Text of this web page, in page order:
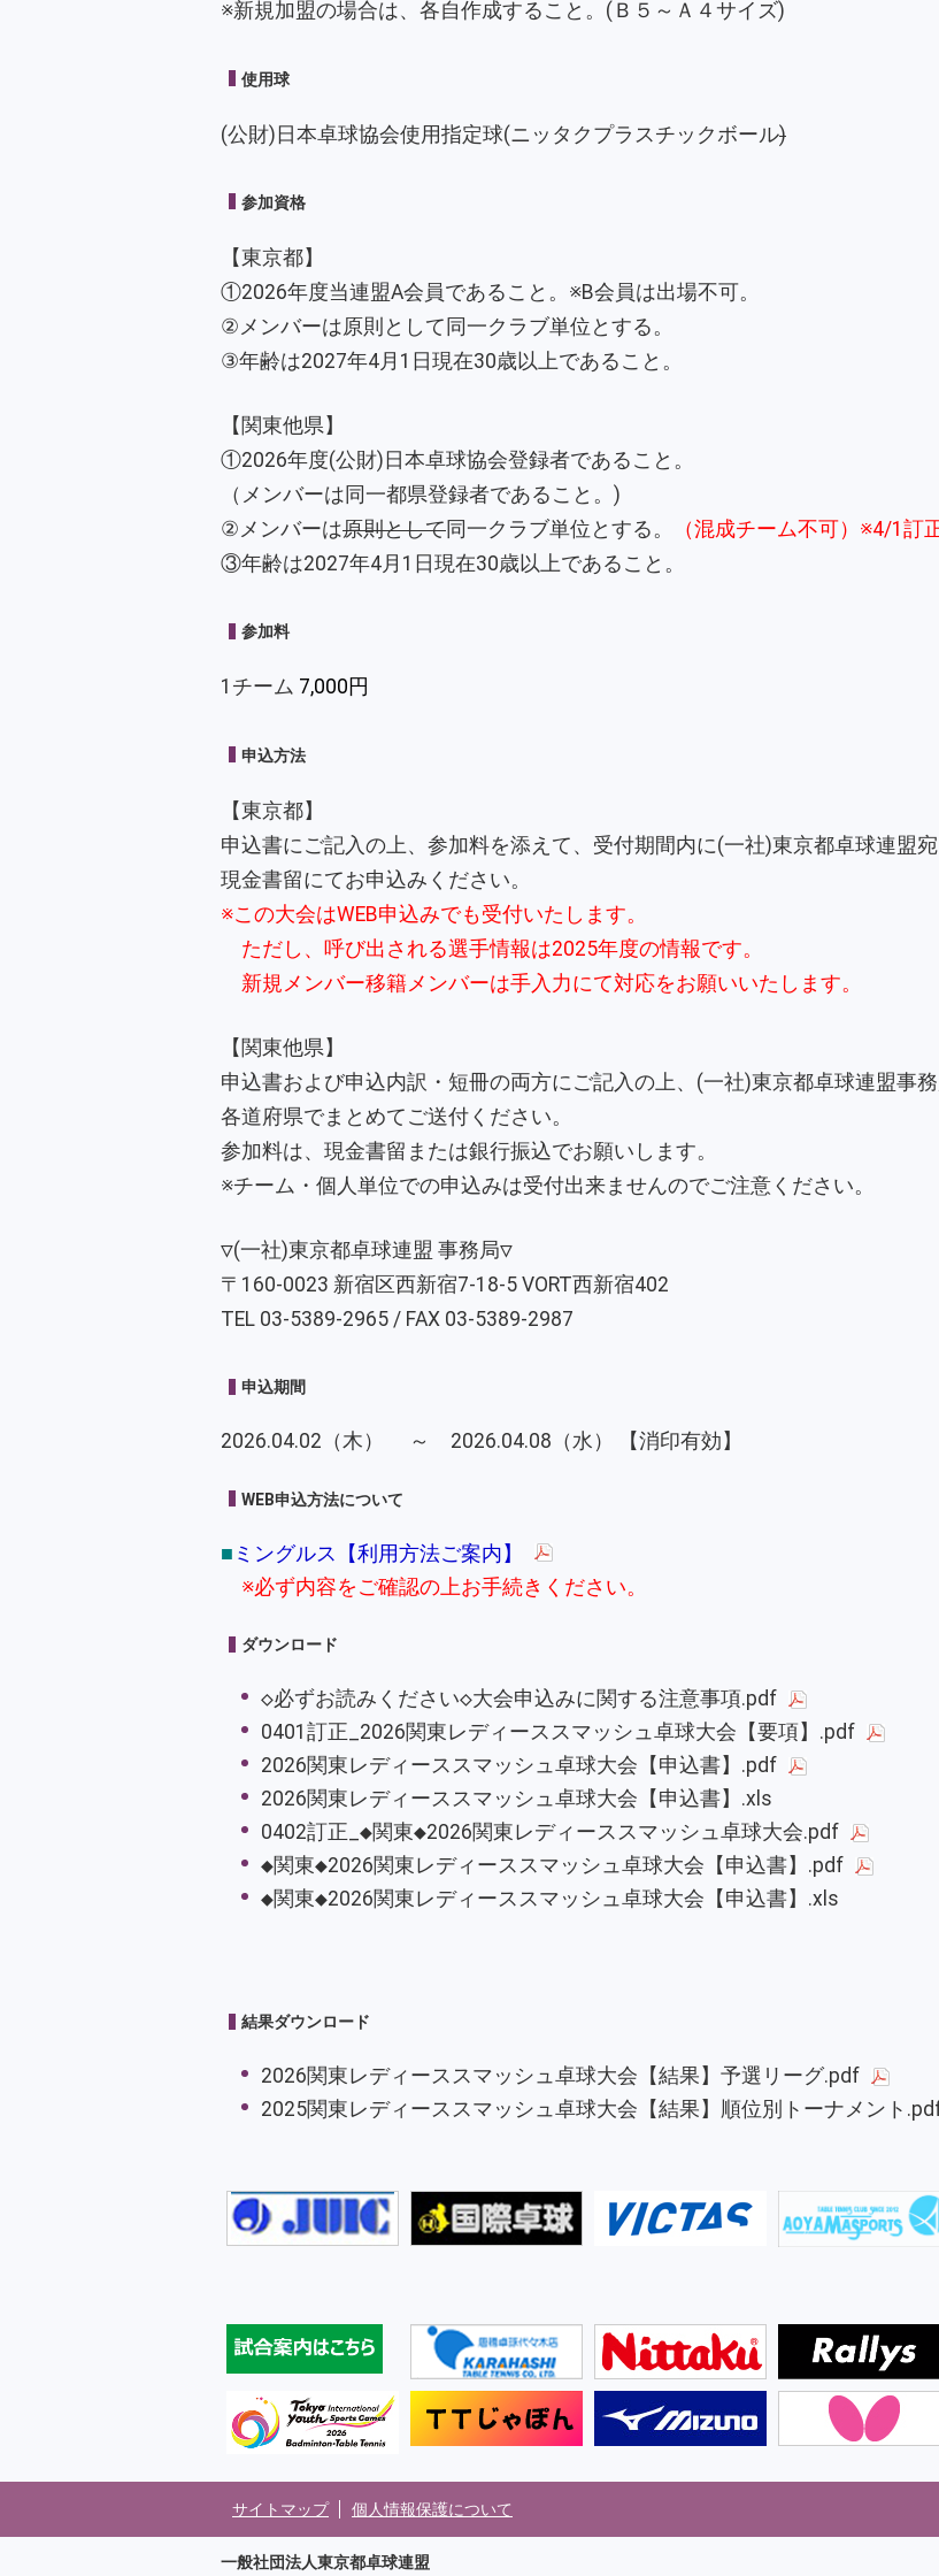
※新規加盟の場合は、各自作成すること。(Ｂ５～Ａ４サイズ)
使用球
(公財)日本卓球協会使用指定球(ニッタクプラスチックボール)
参加資格
【東京都】
①2026年度当連盟A会員であること。※B会員は出場不可。
②メンバーは原則として同一クラブ単位とする。
③年齢は2027年4月1日現在30歳以上であること。
【関東他県】
①2026年度(公財)日本卓球協会登録者であること。
（メンバーは同一都県登録者であること。)
②メンバーは原則として 同一クラブ単位とする。
（混成チーム不可）※4/1訂
③年齢は2027年4月1日現在30歳以上であること。
参加料
1チーム 7,000円
申込方法
【東京都】
申込書にご記入の上、参加料を添えて、受付期間内に(一社)東京都卓球連盟宛
現金書留にてお申込みください。
※この大会はWEB申込みでも受付いたします。
ただし、呼び出される選手情報は2025年度の情報です。
新規メンバー移籍メンバーは手入力にて対応をお願いいたします。
【関東他県】
申込書および申込内訳・短冊の両方にご記入の上、(一社)東京都卓球連盟事務
各道府県でまとめてご送付ください。
参加料は、現金書留または銀行振込でお願いします。
※チーム・個人単位での申込みは受付出来ませんのでご注意ください。
▽(一社)東京都卓球連盟 事務局▽
〒160-0023 新宿区西新宿7-18-5 VORT西新宿402
TEL 03-5389-2965 / FAX 03-5389-2987
申込期間
2026.04.02（木） ～ 2026.04.08（水） 【消印有効】
WEB申込方法について
■ ミングルス【利用方法ご案内】
※必ず内容をご確認の上お手続きください。
ダウンロード
◇必ずお読みください◇大会申込みに関する注意事項.pdf
0401訂正_2026関東レディーススマッシュ卓球大会【要項】.pdf
2026関東レディーススマッシュ卓球大会【申込書】.pdf
2026関東レディーススマッシュ卓球大会【申込書】.xls
0402訂正_◆関東◆2026関東レディーススマッシュ卓球大会.pdf
◆関東◆2026関東レディーススマッシュ卓球大会【申込書】.pdf
◆関東◆2026関東レディーススマッシュ卓球大会【申込書】.xls
結果ダウンロード
2026関東レディーススマッシュ卓球大会【結果】予選リーグ.pdf
2025関東レディーススマッシュ卓球大会【結果】順位別トーナメント
サイトマップ 個人情報保護について
一般社団法人東京都卓球連盟